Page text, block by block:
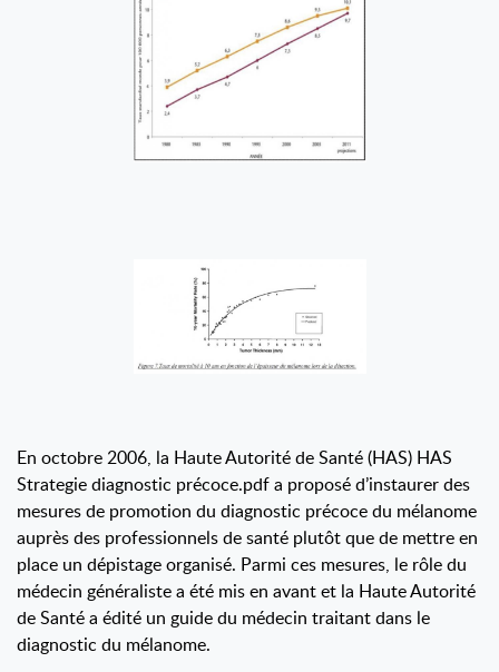
En octobre 2006, la Haute Autorité de Santé (HAS) HAS
Strategie diagnostic précoce.pdf a proposé d’instaurer des
mesures de promotion du diagnostic précoce du mélanome
auprès des professionnels de santé plutôt que de mettre en
place un dépistage organisé. Parmi ces mesures, le rôle du
médecin généraliste a été mis en avant et la Haute Autorité
de Santé a édité un guide du médecin traitant dans le
diagnostic du mélanome.